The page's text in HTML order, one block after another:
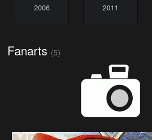
2006
2011
Fanarts (5)